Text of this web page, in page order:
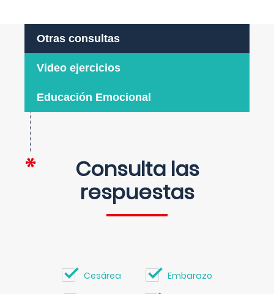
Otras consultas
Video ejercicios
Educación Emocional
Consulta las
respuestas
Cesárea Embarazo